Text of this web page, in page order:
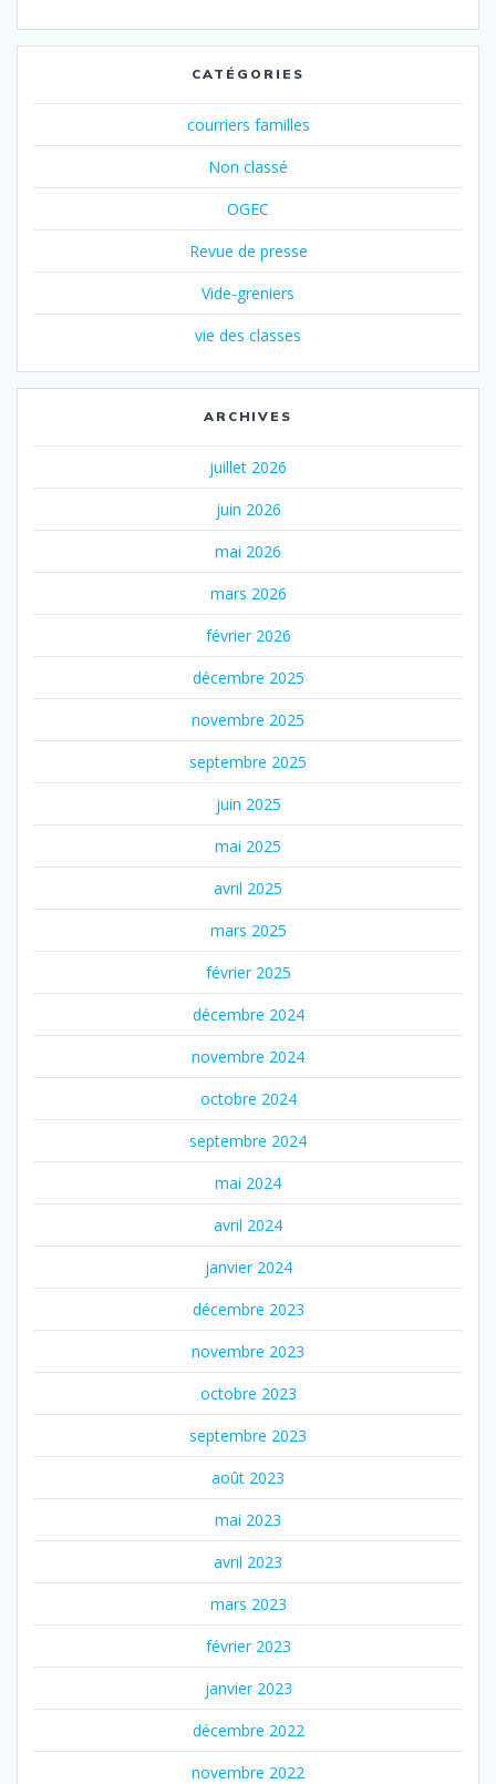
CATÉGORIES
courriers familles
Non classé
OGEC
Revue de presse
Vide-greniers
vie des classes
ARCHIVES
juillet 2026
juin 2026
mai 2026
mars 2026
février 2026
décembre 2025
novembre 2025
septembre 2025
juin 2025
mai 2025
avril 2025
mars 2025
février 2025
décembre 2024
novembre 2024
octobre 2024
septembre 2024
mai 2024
avril 2024
janvier 2024
décembre 2023
novembre 2023
octobre 2023
septembre 2023
août 2023
mai 2023
avril 2023
mars 2023
février 2023
janvier 2023
décembre 2022
novembre 2022